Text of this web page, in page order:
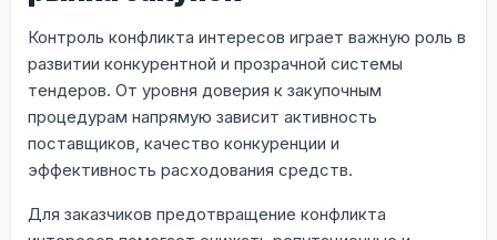
Контроль конфликта интересов играет важную роль в
развитии конкурентной и прозрачной системы
тендеров. От уровня доверия к закупочным
процедурам напрямую зависит активность
поставщиков, качество конкуренции и
эффективность расходования средств.
Для заказчиков предотвращение конфликта